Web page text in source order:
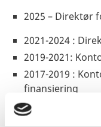
2025 – Direktør
2021-2024 :
2019-2021:
2017-2019 :
finansiering
2015-2017:
Globalt